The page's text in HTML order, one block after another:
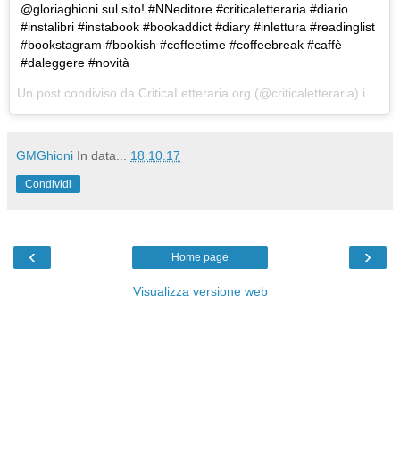
@gloriaghioni sul sito! #NNeditore #criticaletteraria #diario
#instalibri #instabook #bookaddict #diary #inlettura #readinglist
#bookstagram #bookish #coffeetime #coffeebreak #caffè
#daleggere #novità
GMGhioni In data... 18.10.17
Condividi
‹ ›
Home page
Visualizza versione web